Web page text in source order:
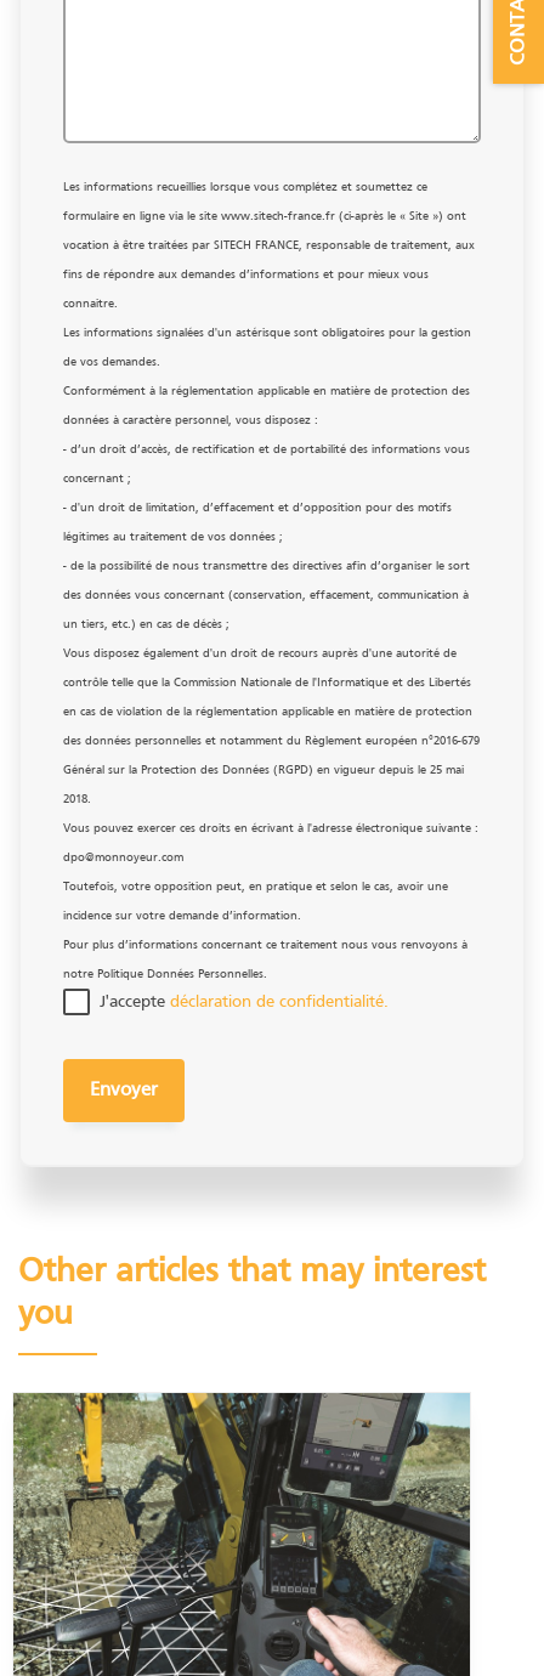
CONTACT
Les informations recueillies lorsque vous complétez et soumettez ce
formulaire en ligne via le site www.sitech-france.fr (ci-après le « Site ») ont
vocation à être traitées par SITECH FRANCE, responsable de traitement, aux
fins de répondre aux demandes d’informations et pour mieux vous
connaitre.
Les informations signalées d'un astérisque sont obligatoires pour la gestion
de vos demandes.
Conformément à la réglementation applicable en matière de protection des
données à caractère personnel, vous disposez :
- d’un droit d’accès, de rectification et de portabilité des informations vous
concernant ;
- d'un droit de limitation, d’effacement et d’opposition pour des motifs
légitimes au traitement de vos données ;
- de la possibilité de nous transmettre des directives afin d’organiser le sort
des données vous concernant (conservation, effacement, communication à
un tiers, etc.) en cas de décès ;
Vous disposez également d'un droit de recours auprès d'une autorité de
contrôle telle que la Commission Nationale de l'Informatique et des Libertés
en cas de violation de la réglementation applicable en matière de protection
des données personnelles et notamment du Règlement européen n°2016-679
Général sur la Protection des Données (RGPD) en vigueur depuis le 25 mai
2018.
Vous pouvez exercer ces droits en écrivant à l'adresse électronique suivante :
dpo@monnoyeur.com
Toutefois, votre opposition peut, en pratique et selon le cas, avoir une
incidence sur votre demande d’information.
Pour plus d’informations concernant ce traitement nous vous renvoyons à
notre Politique Données Personnelles.
J'accepte déclaration de confidentialité.
Other articles that may interest
you